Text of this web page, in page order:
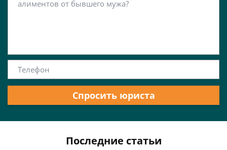
Спросить юриста
Последние статьи